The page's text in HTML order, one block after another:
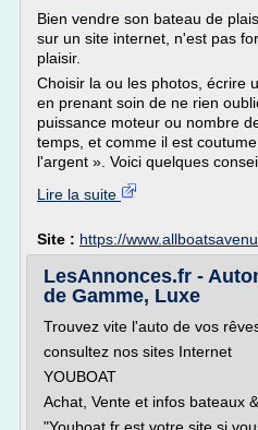
Bien vendre son bateau de
sur un site internet, n'est pas
plaisir.
Choisir la ou les photos, écrire
en prenant soin de ne rien
puissance moteur ou nombre
temps, et comme il est
l'argent ». Voici quelques
Lire la suite
Site : https://
LesAnnonces.fr -
de Gamme, Luxe
Trouvez vite l'auto de vos
consultez nos sites Internet
YOUBOAT
Achat, Vente et infos bateaux